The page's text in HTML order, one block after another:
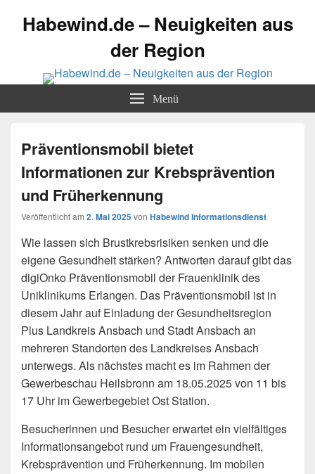
Habewind.de – Neuigkeiten aus
der Region
Menü
Präventionsmobil bietet
Informationen zur Krebsprävention
und Früherkennung
Veröffentlicht am 2. Mai 2025von Habewind Informationsdienst
Wie lassen sich Brustkrebsrisiken senken und die
eigene Gesundheit stärken? Antworten darauf gibt das
digiOnko Präventionsmobil der Frauenklinik des
Uniklinikums Erlangen. Das Präventionsmobil ist in
diesem Jahr auf Einladung der Gesundheitsregion
Plus Landkreis Ansbach und Stadt Ansbach an
mehreren Standorten des Landkreises Ansbach
unterwegs. Als nächstes macht es im Rahmen der
Gewerbeschau Heilsbronn am 18.05.2025 von 11 bis
17 Uhr im Gewerbegebiet Ost Station.
Besucherinnen und Besucher erwartet ein vielfältiges
Informationsangebot rund um Frauengesundheit,
Krebsprävention und Früherkennung. Im mobilen